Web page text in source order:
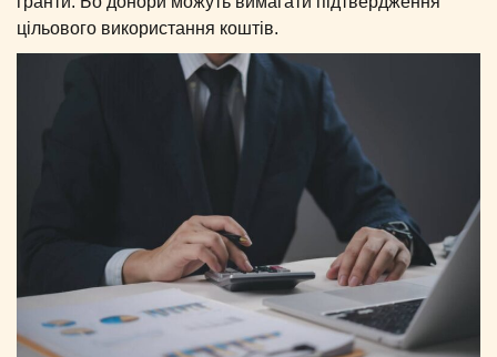
цільового використання коштів.